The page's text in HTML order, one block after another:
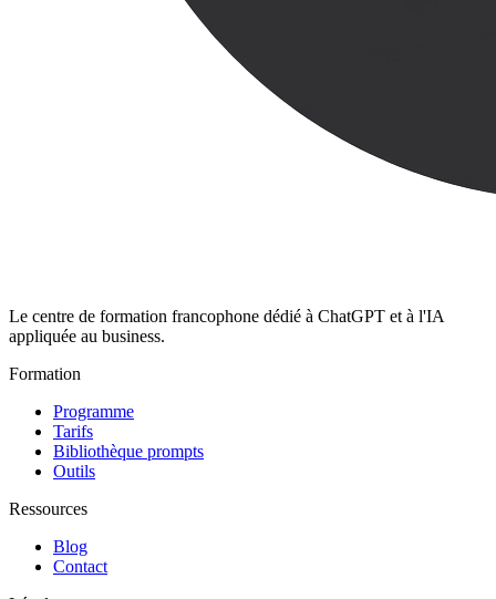
Le centre de formation francophone dédié à ChatGPT et à l'IA
appliquée au business.
Formation
Programme
Tarifs
Bibliothèque prompts
Outils
Ressources
Blog
Contact